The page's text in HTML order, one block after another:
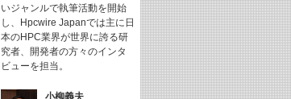
いジャンルで執筆活動を開始
し、Hpcwire Japanでは主に日
本のHPC業界が世界に誇る研
究者、開発者の方々のインタ
ビューを担当。
小柳義夫